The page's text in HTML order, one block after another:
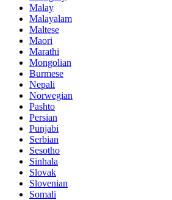
Malay
Malayalam
Maltese
Maori
Marathi
Mongolian
Burmese
Nepali
Norwegian
Pashto
Persian
Punjabi
Serbian
Sesotho
Sinhala
Slovak
Slovenian
Somali